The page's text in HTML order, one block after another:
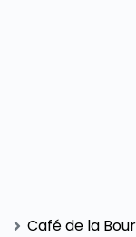
Café de la